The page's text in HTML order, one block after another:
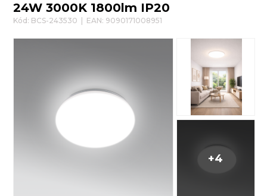
24W 3000K 1800lm IP20
Kód: BCS-243530 | EAN: 9090171008951
+4